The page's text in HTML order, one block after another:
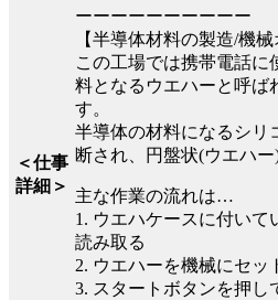
＜仕事
詳細＞
ーーーーーーーーーー
【半導体材料の製造/機械
この工場では携帯電話に
料となるウエハーと呼ば
す。
半導体の材料になるシリ
断され、円盤状(ウエハ
主な作業の流れは…
1. ウエハケースに付いて
読み取る
2. ウエハーを機械にセッ
3. スタートボタンを押し